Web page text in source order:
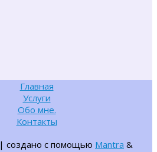
Главная
Услуги
Обо мне.
Контакты
| создано с помощью Mantra &